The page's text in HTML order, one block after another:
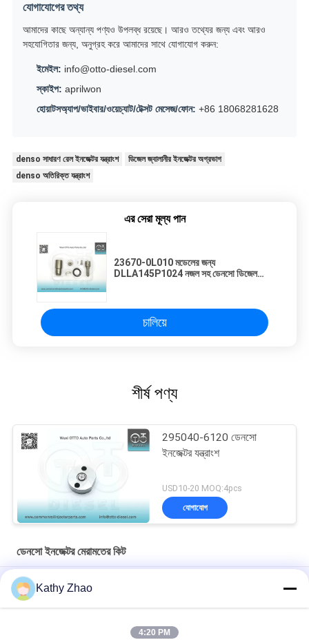
যোগাযোগের তথ্য
আমাদের কাছে অন্যান্য পণ্যও উপলব্ধ রয়েছে। আরও তথ্যের জন্য এবং আরও
সহযোগিতার জন্য, অনুগ্রহ করে আমাদের সাথে যোগাযোগ করুন:
ইমেইল: info@otto-diesel.com
স্কাইপ: aprilwon
হোয়াটসঅ্যাপ/ভাইবার/ওয়েচ্যাট/টেক্সট মেসেজ/ফোন: +86 18068281628
denso সাধারণ রেল ইনজেক্টর যন্ত্রাংশ
ডিজেল জ্বালানীর ইনজেক্টর অগ্রভাগ
denso অতিরিক্ত যন্ত্রাংশ
এর সেরা মূল্য পান
23670-0L010 মডেলের জন্য
DLLA145P1024 নজল সহ ডেনসো ডিজেল
চালিয়ে
শীর্ষ পণ্য
295040-6120 ডেনসো
ইনজেক্টর যন্ত্রাংশ
USD10-20 MOQ:4pcs
যোগাযোগ
ডেনসো ইনজেক্টর মেরামতের কিট
DLLA152P989 ডেনসো ইনজেক্টর মেরামত কিট ইনজেক্টরের জন্য 095000-714#
ইনজেক্টরের জন্য ডেনসো ইনজেক্টর মেরামত কিট 095000-5050 অগ্রভাগ
Kathy Zhao
4:20 PM